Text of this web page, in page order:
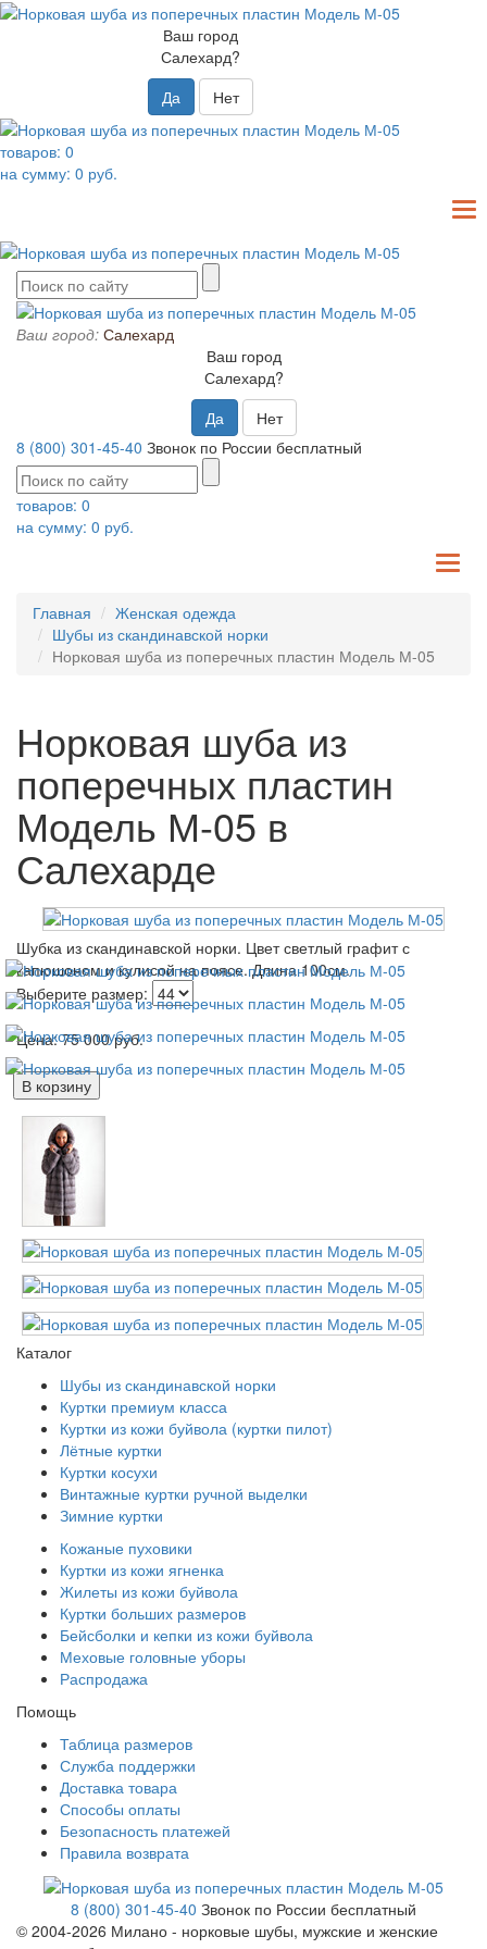
Ваш город
Салехард?
Да
Нет
товаров: 0
на сумму: 0 руб.
Ваш город: Салехард
Ваш город
Салехард?
Да
Нет
8 (800) 301-45-40 Звонок по России бесплатный
товаров: 0
на сумму: 0 руб.
Главная
Женская одежда
Шубы из скандинавской норки
Норковая шуба из поперечных пластин Модель М-05
Норковая шуба из
поперечных пластин
Модель М-05 в
Салехарде
Шубка из скандинавской норки. Цвет светлый графит с
капюшоном и кулисой на поясе. Длина 100см.
Выберите размер:
Цена:75 000руб.
В корзину
Каталог
Шубы из скандинавской норки
Куртки премиум класса
Куртки из кожи буйвола (куртки пилот)
Лётные куртки
Куртки косухи
Винтажные куртки ручной выделки
Зимние куртки
Кожаные пуховики
Куртки из кожи ягненка
Жилеты из кожи буйвола
Куртки больших размеров
Бейсболки и кепки из кожи буйвола
Меховые головные уборы
Распродажа
Помощь
Таблица размеров
Служба поддержки
Доставка товара
Способы оплаты
Безопасность платежей
Правила возврата
8 (800) 301-45-40 Звонок по России бесплатный
© 2004-2026 Милано - норковые шубы, мужские и женские